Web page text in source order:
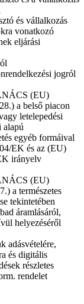
és vállalkozás
vonatkozó
eljárási
jogról
(EU)
a belső piacon
letelepedési
alapú
egyéb formáival
EK és az (EU)
irányelv
(EU)
a természetes
tekintetében
áramlásáról,
helyezéséről
adásvételére,
és digitális
részletes
rendelet